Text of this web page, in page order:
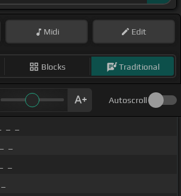
Midi Edit
Blocks Traditional
Autoscroll